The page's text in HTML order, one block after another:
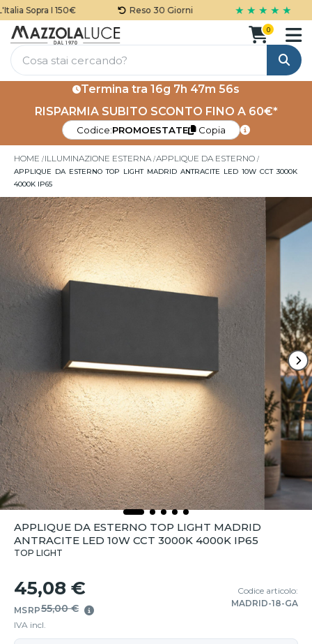
Sopra I 150€ Reso 30 Giorni ★ ★ ★ ★ ★
Cerca
0
Termina tra 16g 7h 47m 56s
RISPARMIA SUBITO SCONTO FINO A 60€*
Codice:PROMOESTATE Copia
HOME ILLUMINAZIONE ESTERNA APPLIQUE DA ESTERNO
APPLIQUE DA ESTERNO TOP LIGHT MADRID ANTRACITE LED 10W CCT 3000K
4000K IP65
APPLIQUE DA ESTERNO TOP LIGHT MADRID
ANTRACITE LED 10W CCT 3000K 4000K IP65
TOP LIGHT
45,08 €
MSRP55,00 €
IVA incl.
Codice articolo:
MADRID-18-GA